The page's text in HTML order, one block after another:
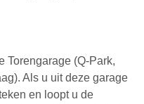
Torengarage (Q-Park,
Als u uit deze garage
en loopt u de